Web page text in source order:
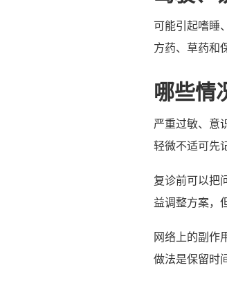
可能引起嗜睡
方药、草药和
哪些情
严重过敏、意
轻微不适可先
复诊前可以把
益调整方案，
网络上的副作
做法是保留时